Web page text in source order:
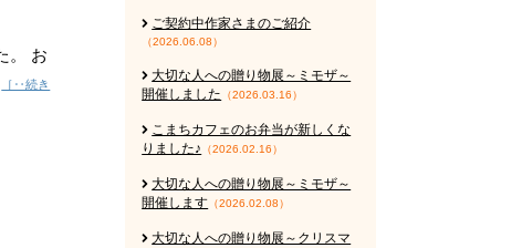
。 お
［‥続き
ご契約中作家さまのご紹介
（2026.06.08）
大切な人への贈り物展～ミモザ～
開催しました
（2026.03.16）
こまちカフェのお弁当が新しくな
りました♪
（2026.02.16）
大切な人への贈り物展～ミモザ～
開催します （2026.02.08）
大切な人への贈り物展～クリスマ